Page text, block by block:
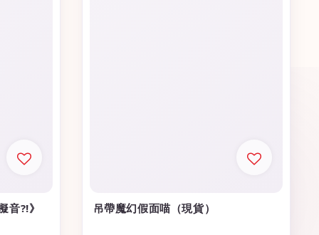
音?!》 吊帶魔幻假面喵（現貨）